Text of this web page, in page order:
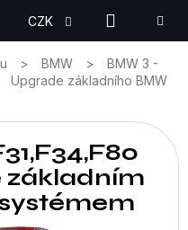
CZK
KOŠÍK
BMW
BMW 3 -
Upgrade základního BMW
základním